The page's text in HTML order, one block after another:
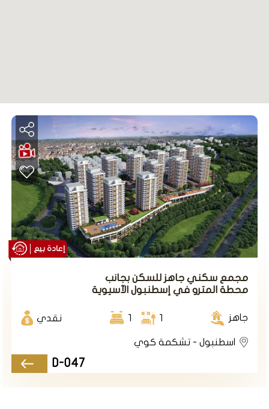
مجمع سكني جاهز للسكن بجانب
محطة المترو في إسطنبول الآسيوية
جاهز 1
1 نقدي
اسطنبول - تشكمة كوي
D-047